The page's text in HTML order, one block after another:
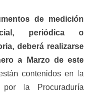
de medición
periódica o
deberá realizarse
a Marzo de este
contenidos en la
por la Procuraduría